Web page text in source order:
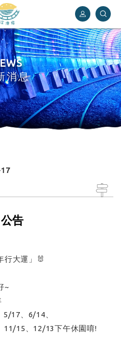
深澳鐵道自行車
消息
告
行大運」🐰
~
17、6/14、
15、12/13下午休園唷!